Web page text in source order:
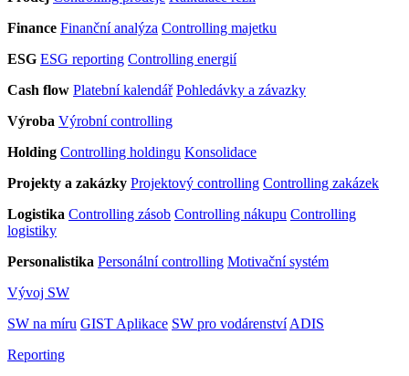
Finance Finanční analýza Controlling majetku
ESG ESG reporting Controlling energií
Cash flow Platební kalendář Pohledávky a závazky
Výroba Výrobní controlling
Holding Controlling holdingu Konsolidace
Projekty a zakázky Projektový controlling Controlling zakázek
Logistika Controlling zásob Controlling nákupu Controlling
logistiky
Personalistika Personální controlling Motivační systém
Vývoj SW
SW na míru GIST Aplikace SW pro vodárenství ADIS
Reporting